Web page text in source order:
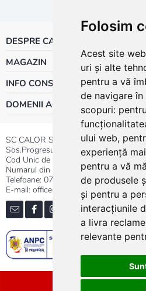
Folosim
Acest site
uri și alte
pentru a vă
de navigare
scopuri:
ului web,
experiență
pentru a vă
de produsele
și pentru a
interacțiunile
a livra
relevante
DESPRE CALOR
MAGAZIN
INFO CONSUMATOR
DOMENII ACTIVITATE
SC CALOR SRL
Sos.Progresului nr.30-40, Sector 5,
Cod Unic de Inregistrare: RO 3004724
Numarul din Registrul
Telefoane: 0737.23.44.44|
E-mail: office@calor.ro